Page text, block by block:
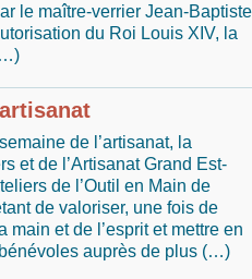
le maître-verrier Jean-Baptiste
du Roi Louis XIV, la
de l’artisanat, la
et de l’Artisanat Grand Est-
de l’Outil en Main de
de valoriser, une fois de
main et de l’esprit et mettre en
auprès de plus (…)